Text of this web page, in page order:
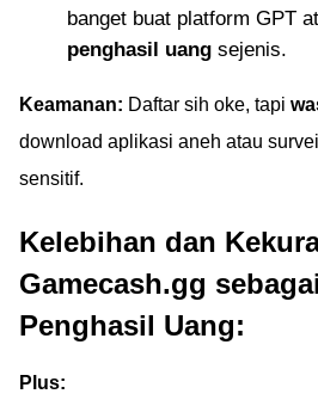
banget buat platform GPT
penghasil uang sejenis.
Keamanan: Daftar sih oke, tapi
download aplikasi aneh atau
sensitif.
Kelebihan dan
Gamecash.gg
Penghasil Uang:
Plus: